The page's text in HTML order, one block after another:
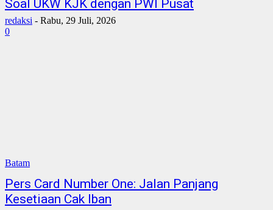
Soal UKW KJK dengan PWI Pusat
redaksi - Rabu, 29 Juli, 2026
0
Batam
Pers Card Number One: Jalan Panjang
Kesetiaan Cak Iban